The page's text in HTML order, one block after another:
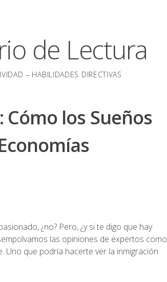
de Lectura
– HABILIDADES DIRECTIVAS
los Sueños
¿no? Pero, ¿y si te digo que hay
las opiniones de expertos como
Uno que podría hacerte ver la inmigración